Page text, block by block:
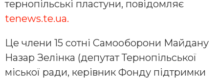
тернопільські пластуни, повідомляє
tenews.te.ua.
Це члени 15 сотні Самооборони Майдану
Назар Зелінка (депутат Тернопільської
міської ради, керівник Фонду підтримки